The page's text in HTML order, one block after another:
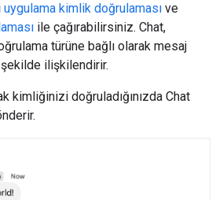
uygulama kimlik doğrulaması ve
ile çağırabilirsiniz. Chat,
türüne bağlı olarak mesaj
ilişkilendirir.
kimliğinizi doğruladığınızda Chat